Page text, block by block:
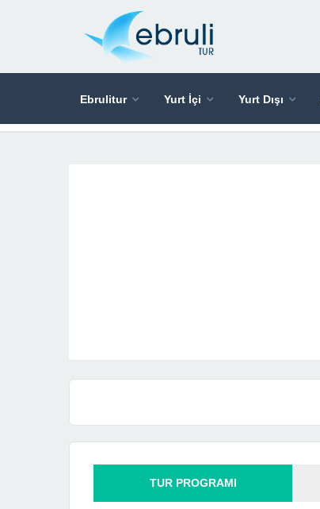
Ebrulitur Yurt İçi Yurt Dışı
TUR PROGRAMI